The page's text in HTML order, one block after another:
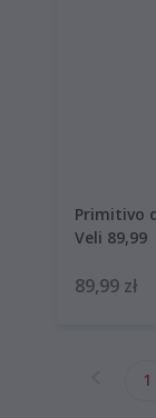
Primitivo
Veli 89,99
89,99 zł
1